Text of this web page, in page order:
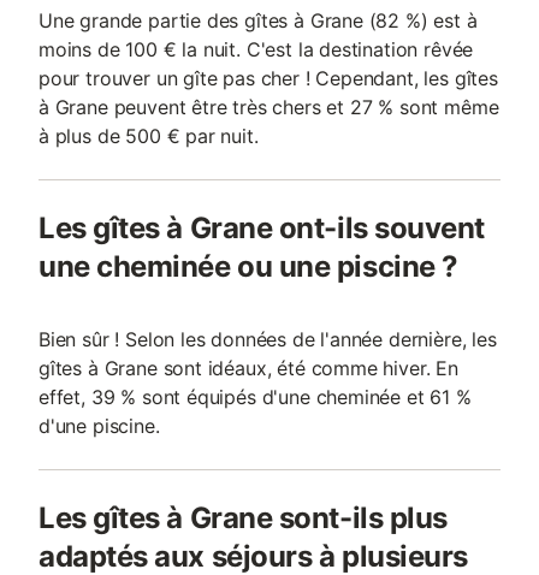
Une grande partie des gîtes à Grane (82 %) est à
moins de 100 € la nuit. C'est la destination rêvée
pour trouver un gîte pas cher ! Cependant, les gîtes
à Grane peuvent être très chers et 27 % sont même
à plus de 500 € par nuit.
Les gîtes à Grane ont-ils souvent
une cheminée ou une piscine ?
Bien sûr ! Selon les données de l'année dernière, les
gîtes à Grane sont idéaux, été comme hiver. En
effet, 39 % sont équipés d'une cheminée et 61 %
d'une piscine.
Les gîtes à Grane sont-ils plus
adaptés aux séjours à plusieurs